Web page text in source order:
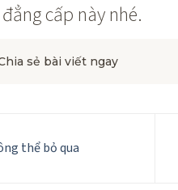
cấp này nhé.
sẻ bài viết ngay
thể bỏ qua